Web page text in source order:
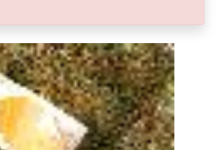
la consulta de las imágenes.